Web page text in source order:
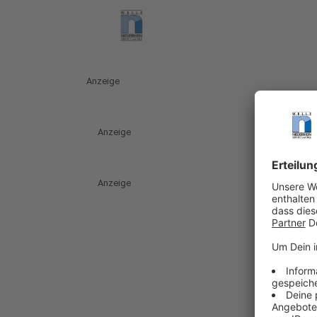
Anzeige
Anzeige
Anzeige